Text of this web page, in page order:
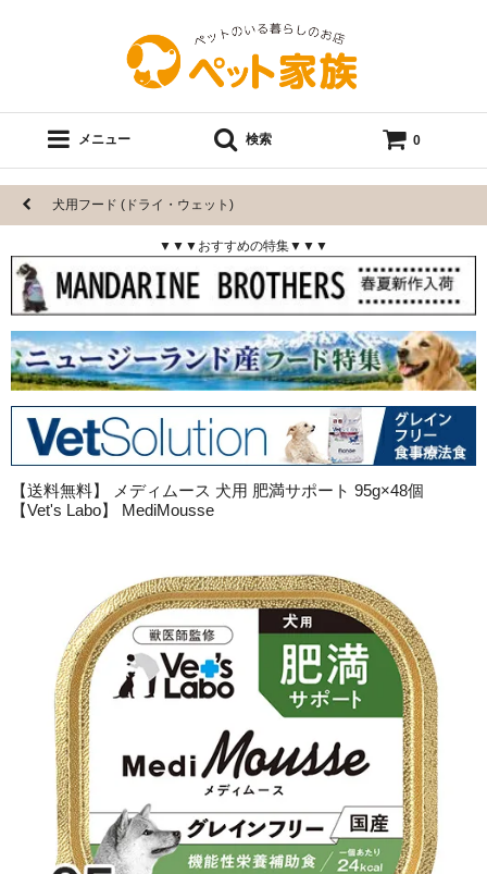
メニュー 検索 0
犬用フード (ドライ・ウェット)
▼▼▼おすすめの特集▼▼▼
【送料無料】 メディムース 犬用 肥満サポート 95g×48個
【Vet's Labo】 MediMousse